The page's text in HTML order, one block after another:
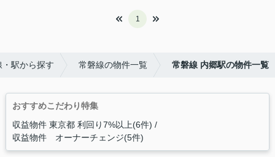
1
・駅から探す 常磐線の物件一覧 常磐線 内郷駅の物件一覧
おすすめこだわり特集
収益物件 東京都 利回り7%以上(6件)
収益物件 オーナーチェンジ(5件)